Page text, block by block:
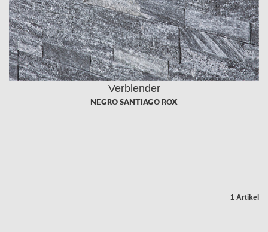
Verblender
NEGRO SANTIAGO ROX
1 Artikel